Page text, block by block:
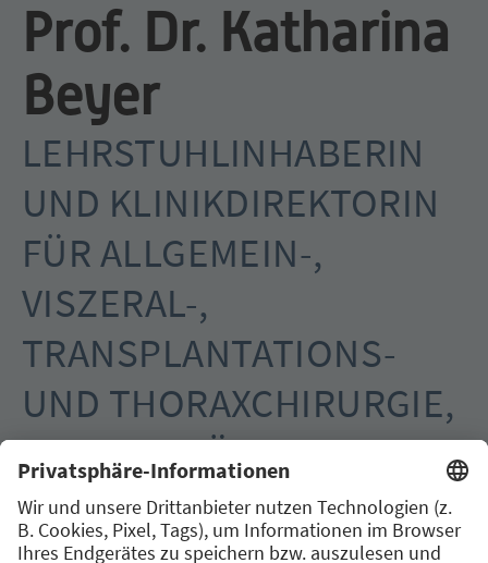
Prof. Dr. Katharina
Beyer
LEHRSTUHLINHABERIN
UND KLINIKDIREKTORIN
FÜR ALLGEMEIN-,
VISZERAL-,
TRANSPLANTATIONS-
UND THORAXCHIRURGIE,
UNIVERSITÄTSKLINIKUM
AUGSBURG